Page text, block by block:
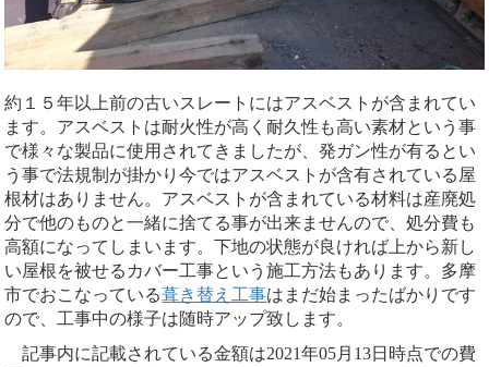
約１５年以上前の古いスレートにはアスベストが含まれてい
ます。アスベストは耐火性が高く耐久性も高い素材という事
で様々な製品に使用されてきましたが、発ガン性が有るとい
う事で法規制が掛かり今ではアスベストが含有されている屋
根材はありません。アスベストが含まれている材料は産廃処
分で他のものと一緒に捨てる事が出来ませんので、処分費も
高額になってしまいます。下地の状態が良ければ上から新し
い屋根を被せるカバー工事という施工方法もあります。多摩
市でおこなっている葺き替え工事はまだ始まったばかりです
ので、工事中の様子は随時アップ致します。
記事内に記載されている金額は2021年05月13日時点での費